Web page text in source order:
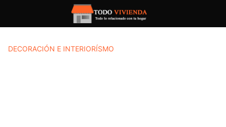
DECORACIÓN E INTERIORÍSMO